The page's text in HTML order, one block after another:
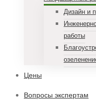
Дизайн и
работы
Цены
Вопросы экспертам